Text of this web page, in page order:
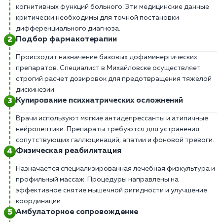
когнитивных функций больного. Эти медицинские данные
критически необходимы для точной постановки
дифференциального диагноза.
Подбор фармакотерапии
Происходит назначение базовых дофаминергических
препаратов. Специалист в Михайловске осуществляет
строгий расчет дозировок для предотвращения тяжелой
дискинезии.
Купирование психиатрических осложнений
Врачи используют мягкие антидепрессанты и атипичные
нейролептики. Препараты требуются для устранения
сопутствующих галлюцинаций, апатии и фоновой тревоги.
Физическая реабилитация
Назначается специализированная лечебная физкультура и
профильный массаж. Процедуры направлены на
эффективное снятие мышечной ригидности и улучшение
координации.
Амбулаторное сопровождение